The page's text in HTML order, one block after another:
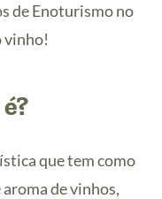
de Enoturismo no
vinho!
que tem como
de vinhos,